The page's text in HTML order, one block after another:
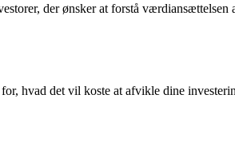
der ønsker at forstå
hvad det vil koste at afvikle dine